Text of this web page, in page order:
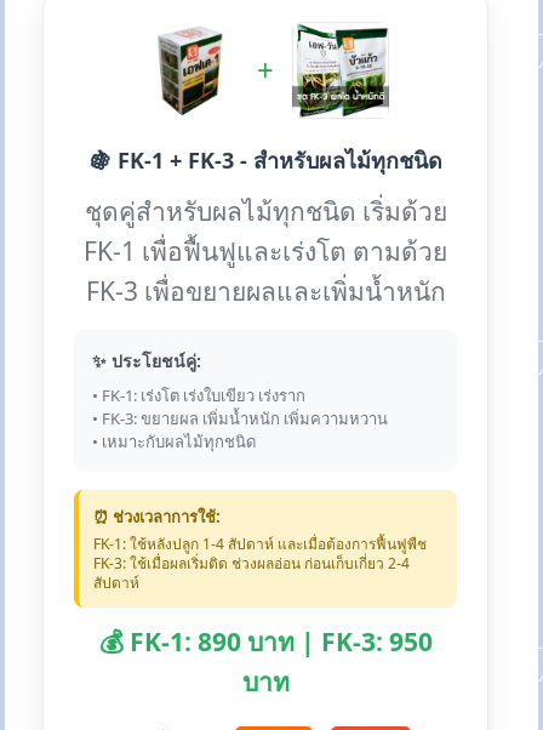
+
🍇 FK-1 + FK-3 - สำหรับผลไม้ทุกชนิด
ชุดคู่สำหรับผลไม้ทุกชนิด เริ่มด้วย
FK-1 เพื่อฟื้นฟูและเร่งโต ตามด้วย
FK-3 เพื่อขยายผลและเพิ่มน้ำหนัก
✨ ประโยชน์คู่:
• FK-1: เร่งโต เร่งใบเขียว เร่งราก
• FK-3: ขยายผล เพิ่มน้ำหนัก เพิ่มความหวาน
• เหมาะกับผลไม้ทุกชนิด
⏰ ช่วงเวลาการใช้:
FK-1: ใช้หลังปลูก 1-4 สัปดาห์ และเมื่อต้องการฟื้นฟูพืช
FK-3: ใช้เมื่อผลเริ่มติด ช่วงผลอ่อน ก่อนเก็บเกี่ยว 2-4
สัปดาห์
💰 FK-1: 890 บาท | FK-3: 950
บาท